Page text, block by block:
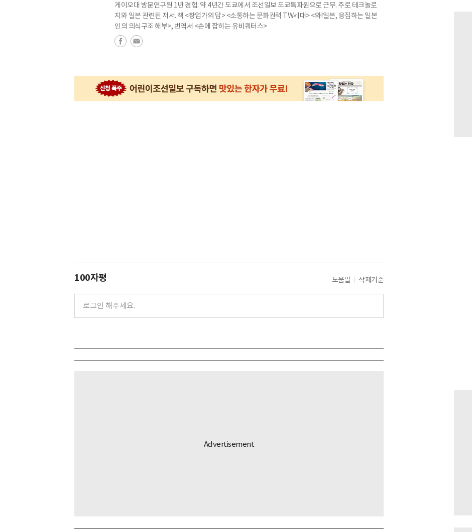
게이오대 방문연구원 1년 경험. 약 4년간 도쿄에서 조선일보 도쿄특파원으로 근무. 주로 테크놀로
지와 일본 관련된 저서. 책 <창업가의 답> <소통하는 문화권력 TW세대> <와!일본, 응집하는 일본
인의 의식구조 해부>, 번역서 <손에 잡히는 유비쿼터스>
100자평 도움말 삭제기준